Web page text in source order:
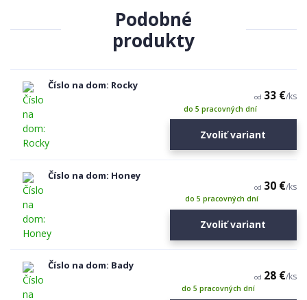
Podobné
produkty
Číslo na dom: Rocky
od 33 €/ks
do 5 pracovných dní
Zvoliť variant
Číslo na dom: Honey
od 30 €/ks
do 5 pracovných dní
Zvoliť variant
Číslo na dom: Bady
od 28 €/ks
do 5 pracovných dní